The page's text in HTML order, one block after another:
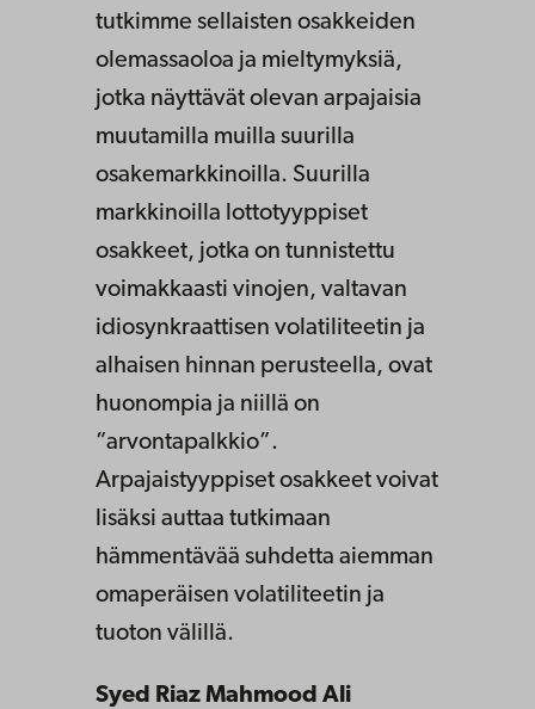
tutkimme sellaisten osakkeiden
olemassaoloa ja mieltymyksiä,
jotka näyttävät olevan arpajaisia
muutamilla muilla suurilla
osakemarkkinoilla. Suurilla
markkinoilla lottotyyppiset
osakkeet, jotka on tunnistettu
voimakkaasti vinojen, valtavan
idiosynkraattisen volatiliteetin ja
alhaisen hinnan perusteella, ovat
huonompia ja niillä on
”arvontapalkkio”.
Arpajaistyyppiset osakkeet voivat
lisäksi auttaa tutkimaan
hämmentävää suhdetta aiemman
omaperäisen volatiliteetin ja
tuoton välillä.
Syed Riaz Mahmood Ali